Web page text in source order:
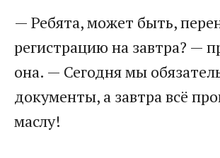
— Ребята, может быть,
регистрацию на завтра? —
она. — Сегодня мы
документы, а завтра всё
маслу!